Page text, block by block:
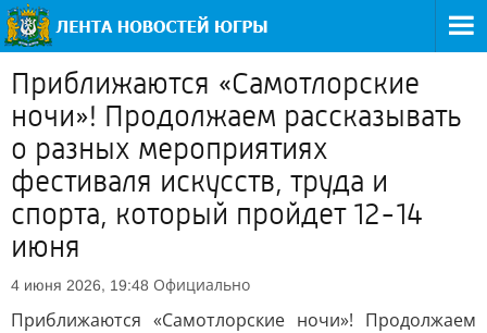
Приближаются «Самотлорские
ночи»! Продолжаем рассказывать
о разных мероприятиях
фестиваля искусств, труда и
спорта, который пройдет 12-14
июня
4 июня 2026, 19:48 Официально
Приближаются «Самотлорские ночи»! Продолжаем